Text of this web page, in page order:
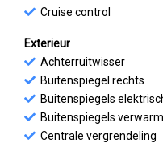
Cruise control
Exterieur
Achterruitwisser
Buitenspiegel rechts
Buitenspiegels
Buitenspiegels
Centrale vergrendeling